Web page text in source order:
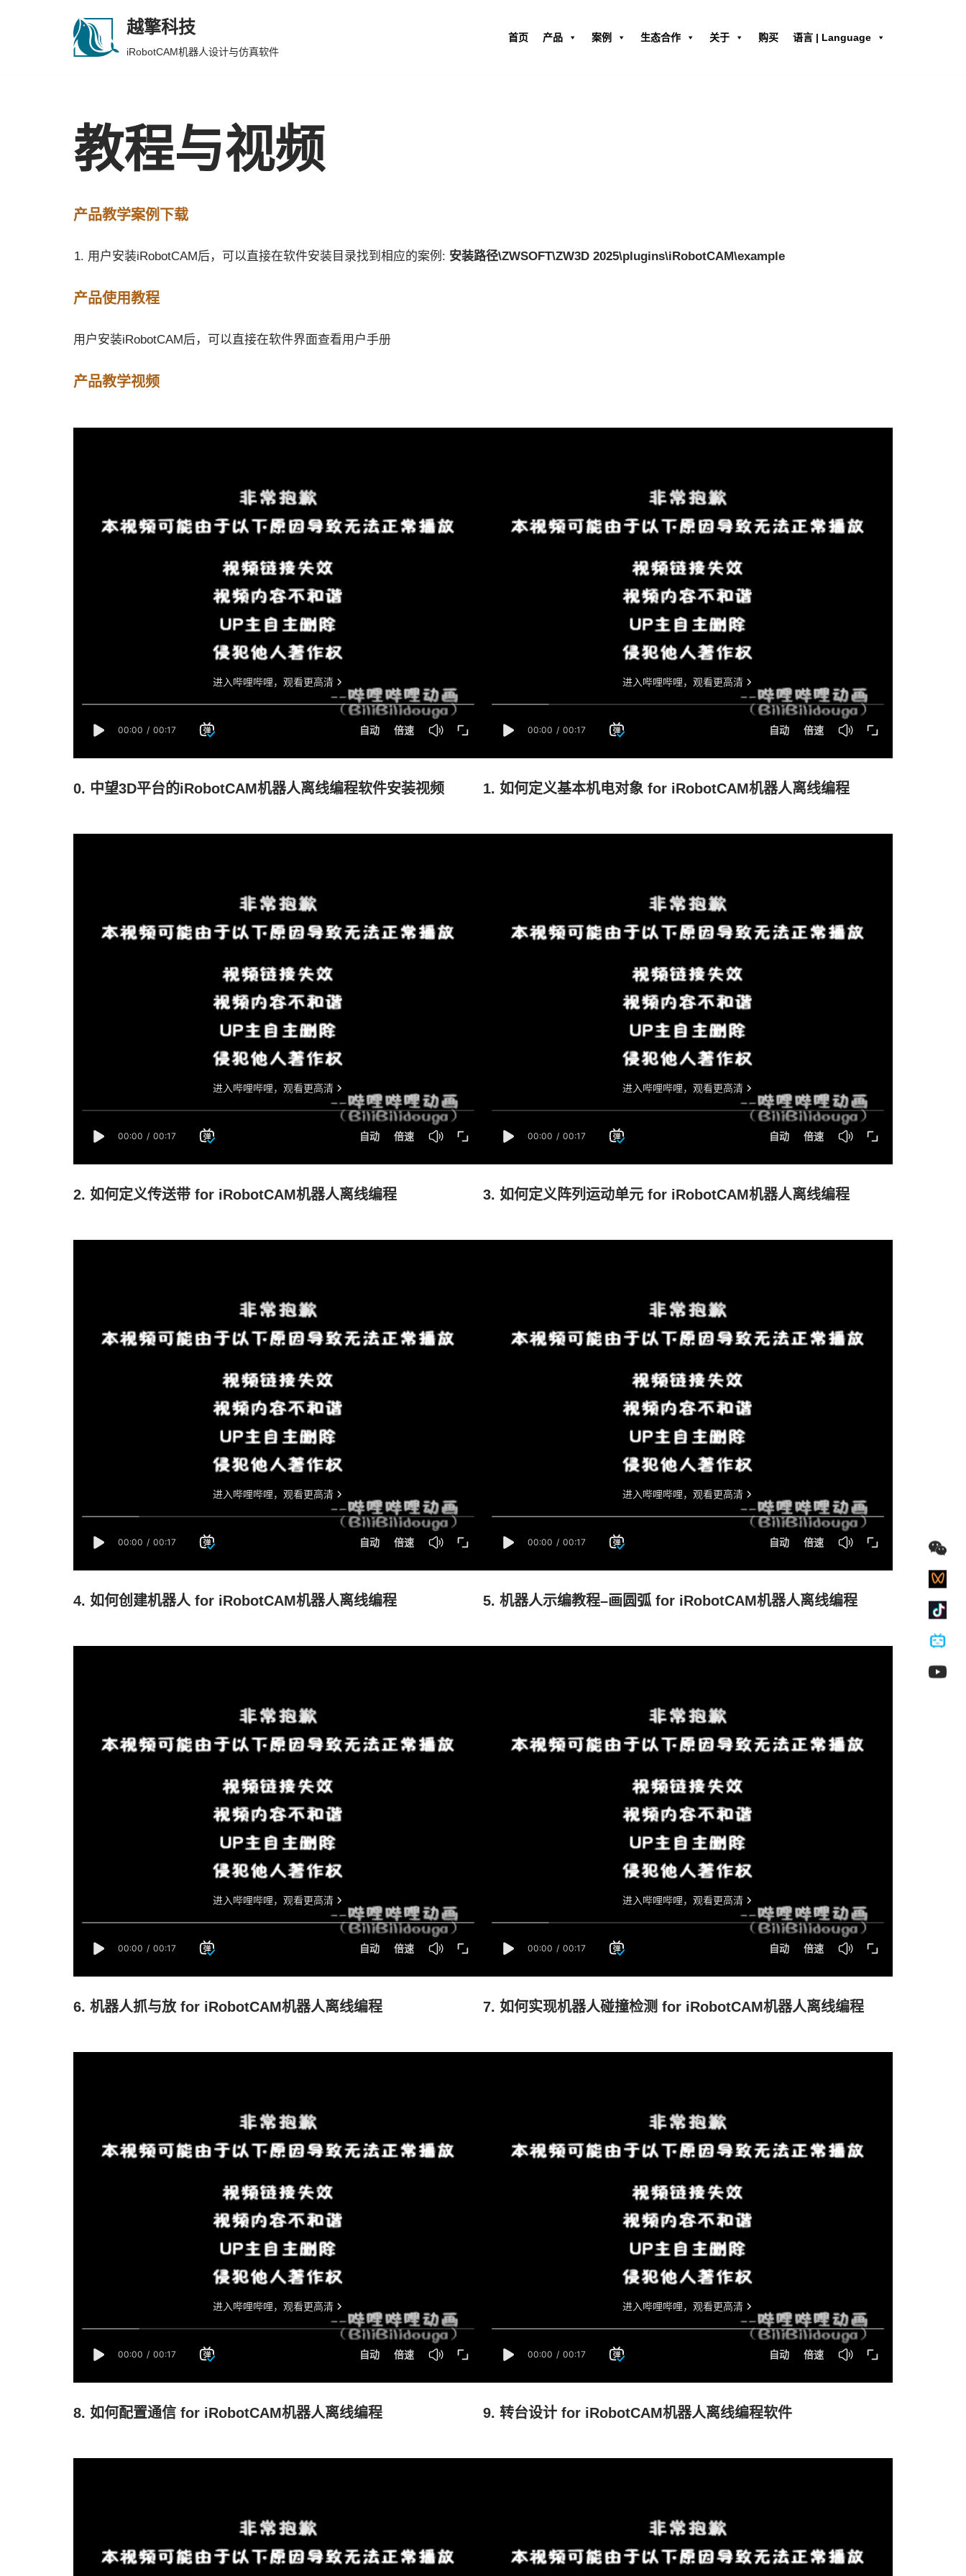
越擎科技
iRobotCAM机器人设计与仿真软件
首页 产品 案例 生态合作 关于 购买 语言 | Language
教程与视频
产品教学案例下载
用户安装iRobotCAM后，可以直接在软件安装目录找到相应的案例: 安装路径\ZWSOFT\ZW3D 2025\plugins\iRobotCAM\example
产品使用教程
用户安装iRobotCAM后，可以直接在软件界面查看用户手册
产品教学视频
0. 中望3D平台的iRobotCAM机器人离线编程软件安装视频 1. 如何定义基本机电对象 for iRobotCAM机器人离线编程
2. 如何定义传送带 for iRobotCAM机器人离线编程 3. 如何定义阵列运动单元 for iRobotCAM机器人离线编程
4. 如何创建机器人 for iRobotCAM机器人离线编程 5. 机器人示编教程–画圆弧 for iRobotCAM机器人离线编程
6. 机器人抓与放 for iRobotCAM机器人离线编程 7. 如何实现机器人碰撞检测 for iRobotCAM机器人离线编程
8. 如何配置通信 for iRobotCAM机器人离线编程 9. 转台设计 for iRobotCAM机器人离线编程软件